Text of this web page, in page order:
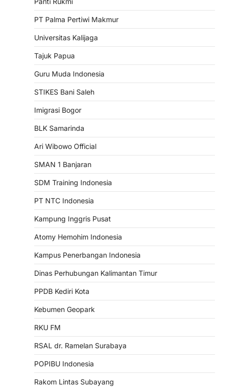
PT Palma Pertiwi Makmur
Universitas Kalijaga
Tajuk Papua
Guru Muda Indonesia
STIKES Bani Saleh
Imigrasi Bogor
BLK Samarinda
Ari Wibowo Official
SMAN 1 Banjaran
SDM Training Indonesia
PT NTC Indonesia
Kampung Inggris Pusat
Atomy Hemohim Indonesia
Kampus Penerbangan Indonesia
Dinas Perhubungan Kalimantan Timur
PPDB Kediri Kota
Kebumen Geopark
RKU FM
RSAL dr. Ramelan Surabaya
POPIBU Indonesia
Rakom Lintas Subayang